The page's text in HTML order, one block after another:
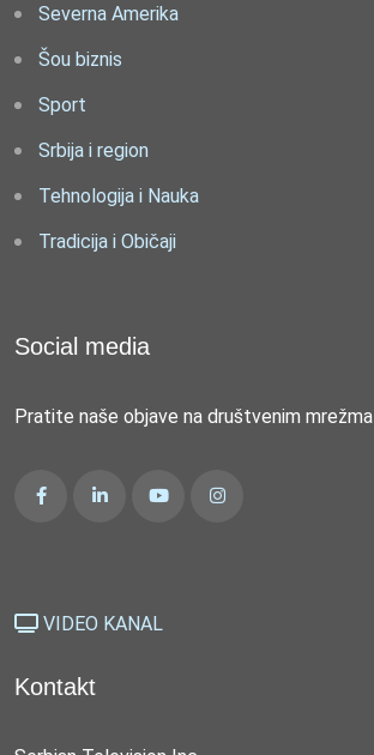
Severna Amerika
Šou biznis
Sport
Srbija i region
Tehnologija i Nauka
Tradicija i Običaji
Social media
Pratite naše objave na društvenim mrežma
VIDEO KANAL
Kontakt